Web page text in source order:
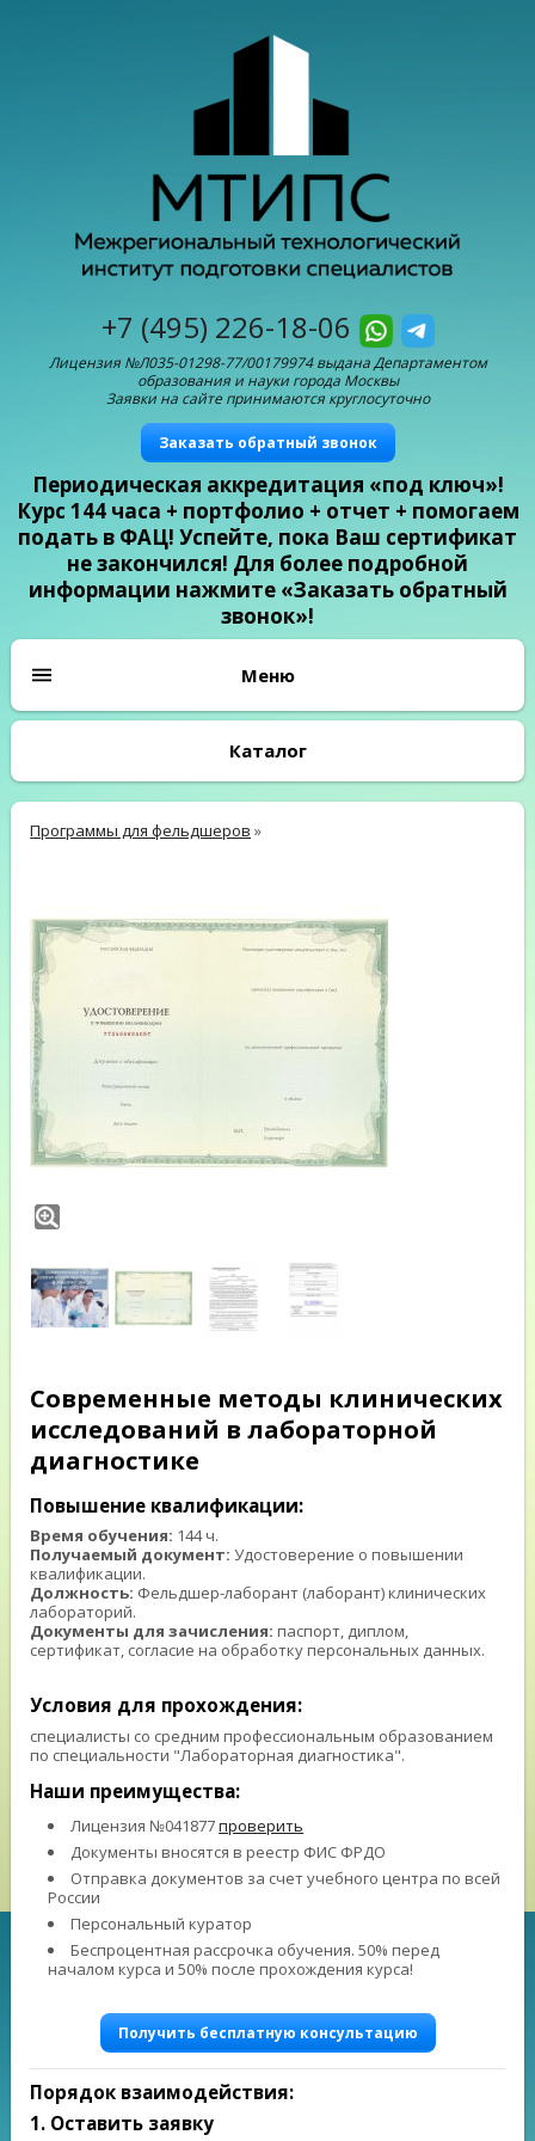
+7 (495) 226-18-06
Лицензия №Л035-01298-77/00179974 выдана Департаментом
образования и науки города Москвы
Заявки на сайте принимаются круглосуточно
Заказать обратный звонок
Периодическая аккредитация «под ключ»!
Курс 144 часа + портфолио + отчет + помогаем
подать в ФАЦ! Успейте, пока Ваш сертификат
не закончился! Для более подробной
информации нажмите «Заказать обратный
звонок»!
Каталог
Программы для фельдшеров »
Современные методы клинических
исследований в лабораторной
диагностике
Повышение квалификации:
Время обучения: 144 ч.
Получаемый документ: Удостоверение о повышении
квалификации.
Должность: Фельдшер-лаборант (лаборант) клинических
лабораторий.
Документы для зачисления: паспорт, диплом,
сертификат, согласие на обработку персональных данных.
Условия для прохождения:
специалисты со средним профессиональным образованием
по специальности "Лабораторная диагностика".
Наши преимущества:
Лицензия №041877проверить
Документы вносятся в реестр ФИС ФРДО
Отправка документов за счет учебного центра по всей
России
Персональный куратор
Беспроцентная рассрочка обучения. 50% перед
началом курса и 50% после прохождения курса!
Получить бесплатную консультацию
Порядок взаимодействия:
1. Оставить заявку